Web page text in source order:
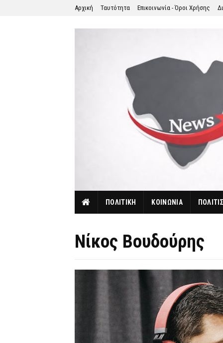
Αρχική Ταυτότητα Επικοινωνία - Όροι Χρήσης
ΠΟΛΙΤΙΚΗ ΚΟΙΝΩΝΙΑ
Νίκος Βουδούρης